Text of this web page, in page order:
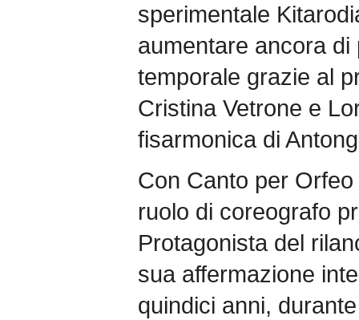
sperimentale
aumentare ancora di
temporale grazie al
Cristina Vetrone e
fisarmonica di
Con Canto per
ruolo di coreografo
Protagonista del
sua affermazione
quindici anni,